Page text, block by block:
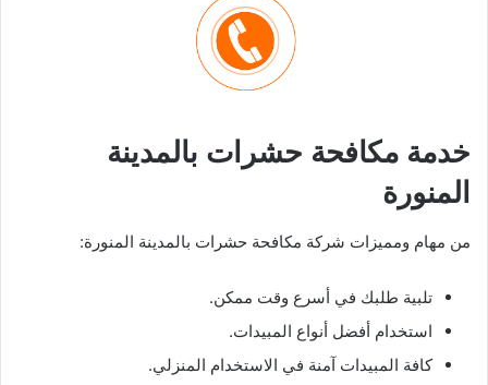
خدمة مكافحة حشرات بالمدينة
المنورة
من مهام ومميزات شركة مكافحة حشرات بالمدينة المنورة:
تلبية طلبك في أسرع وقت ممكن.
استخدام أفضل أنواع المبيدات.
كافة المبيدات آمنة في الاستخدام المنزلي.